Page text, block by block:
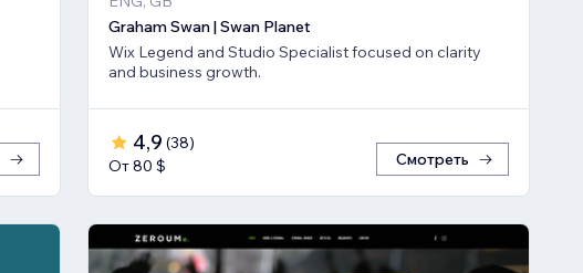
Graham Swan | Swan Planet
Wix Legend and Studio Specialist focused on clarity
and business growth.
4,9 (38)
От 80 $
Смотреть